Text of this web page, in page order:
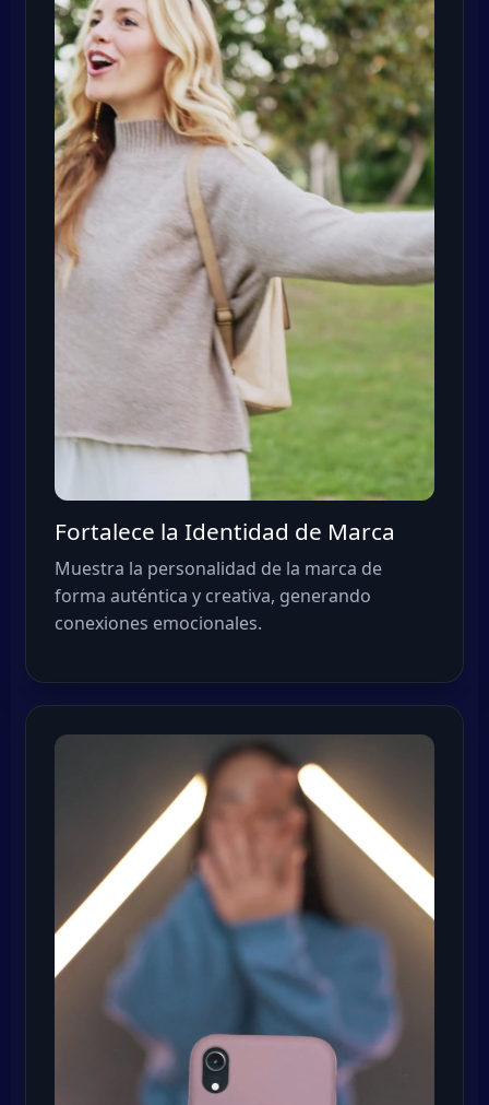
Fortalece la Identidad de Marca
Muestra la personalidad de la marca de
forma auténtica y creativa, generando
conexiones emocionales.